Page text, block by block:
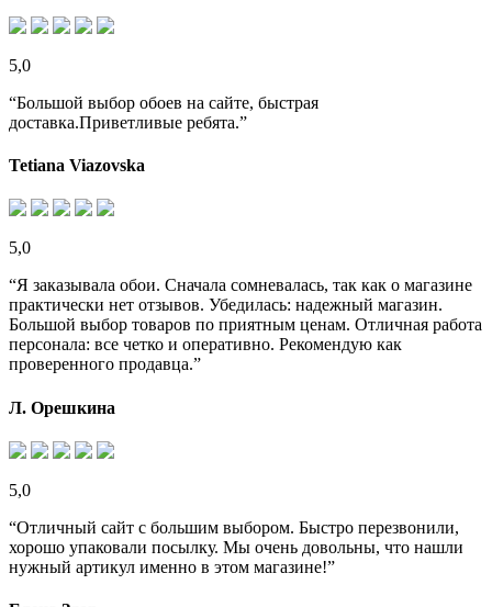
5,0
“Большой выбор обоев на сайте, быстрая
доставка.Приветливые ребята.”
Tetiana Viazovska
5,0
“Я заказывала обои. Сначала сомневалась, так как о магазине
практически нет отзывов. Убедилась: надежный магазин.
Большой выбор товаров по приятным ценам. Отличная работа
персонала: все четко и оперативно. Рекомендую как
проверенного продавца.”
Л. Орешкина
5,0
“Отличный сайт с большим выбором. Быстро перезвонили,
хорошо упаковали посылку. Мы очень довольны, что нашли
нужный артикул именно в этом магазине!”